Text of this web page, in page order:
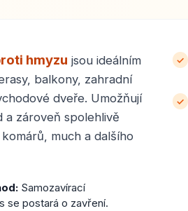
hmyzu jsou ideálním
balkony, zahradní
dveře. Umožňují
a zároveň spolehlivě
much a dalšího
Samozavírací
se postará o zavření.
✓
✓